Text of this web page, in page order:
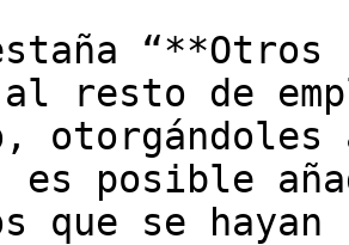
“**Otros
resto de
otorgándoles
es posible
que se